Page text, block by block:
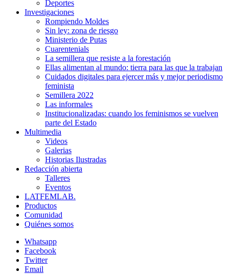
Deportes
Investigaciones
Rompiendo Moldes
Sin ley: zona de riesgo
Ministerio de Putas
Cuarentenials
La semillera que resiste a la forestación
Ellas alimentan al mundo: tierra para las que la trabajan
Cuidados digitales para ejercer más y mejor periodismo
feminista
Semillera 2022
Las informales
Institucionalizadas: cuando los feminismos se vuelven
parte del Estado
Multimedia
Videos
Galerias
Historias Ilustradas
Redacción abierta
Talleres
Eventos
LATFEMLAB.
Productos
Comunidad
Quiénes somos
Whatsapp
Facebook
Twitter
Email